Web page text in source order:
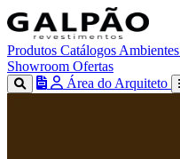
Produtos Catálogos Ambientes
Showroom Ofertas
Área do Arquiteto